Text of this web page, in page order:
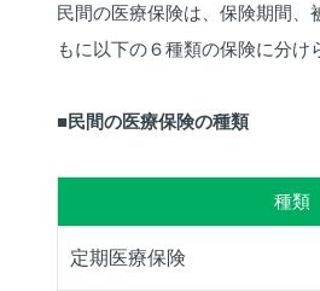
民間の医療保険は、保険期間、
もに以下の６種類の保険に分け
■民間の医療保険の種類
種類
定期医療保険